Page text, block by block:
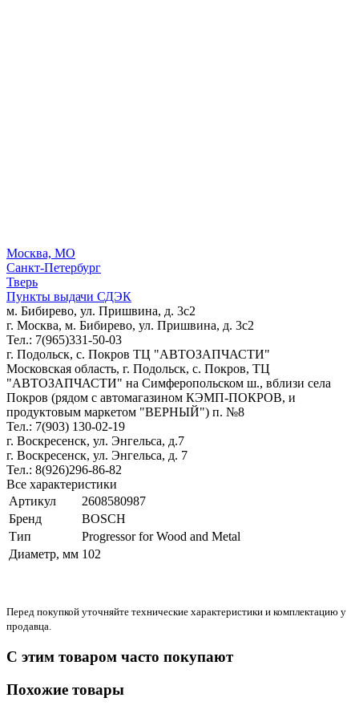
Москва, МО
Санкт-Петербург
Тверь
Пункты выдачи СДЭК
м. Бибирево, ул. Пришвина, д. 3с2
г. Москва, м. Бибирево, ул. Пришвина, д. 3с2
Тел.: 7(965)331-50-03
г. Подольск, c. Покров ТЦ "АВТОЗАПЧАСТИ"
Московская область, г. Подольск, c. Покров, ТЦ
"АВТОЗАПЧАСТИ" на Симферопольском ш., вблизи села
Покров (рядом с автомагазином КЭМП-ПОКРОВ, и
продуктовым маркетом "ВЕРНЫЙ") п. №8
Тел.: 7(903) 130-02-19
г. Воскресенск, ул. Энгельса, д.7
г. Воскресенск, ул. Энгельса, д. 7
Тел.: 8(926)296-86-82
Все характеристики
Артикул
2608580987
Бренд
BOSCH
Тип
Progressor for Wood and Metal
Диаметр, мм 102
Перед покупкой уточняйте технические характеристики и комплектацию у
продавца.
С этим товаром часто покупают
Похожие товары